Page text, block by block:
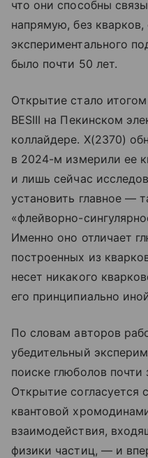
что они способны
напрямую, без кварков,
экспериментального
было почти 50 лет.
Открытие стало
BESIII на Пекинском
коллайдере. X(2370)
в 2024-м измерили ее
и лишь сейчас
установить главное —
«флейворно-
Именно оно отличает
построенных из
несет никакого
его принципиально
По словам авторов
убедительный
поиске глюболов почти
Открытие согласуется
квантовой
взаимодействия,
физики частиц, — и